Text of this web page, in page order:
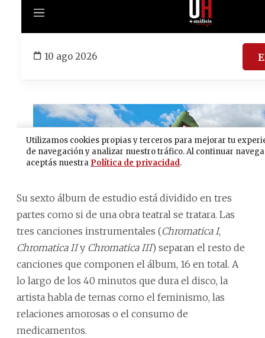
Su sexto álbum de estudio está dividido en tres
partes como si de una obra teatral se tratara. Las
tres canciones instrumentales (Chromatica I,
Chromatica IIy Chromatica III) separan el resto de
canciones que componen el álbum, 16 en total. A
lo largo de los 40 minutos que dura el disco, la
artista habla de temas como el feminismo, las
relaciones amorosas o el consumo de
medicamentos.